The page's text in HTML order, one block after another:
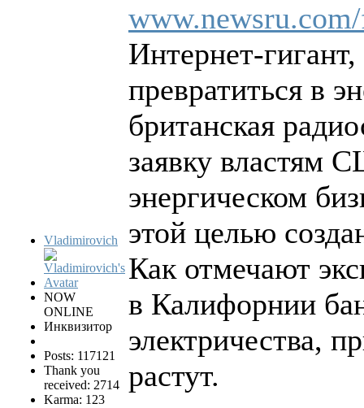
Vladimirovich
NOW
ONLINE
Инквизитор
Posts: 117121
Thank you
received: 2714
Karma: 123
Интернет-
превратиться в
британская
заявку властям
энергическом
этой целью
Как отмечают
в Калифорнии
электричества,
растут.